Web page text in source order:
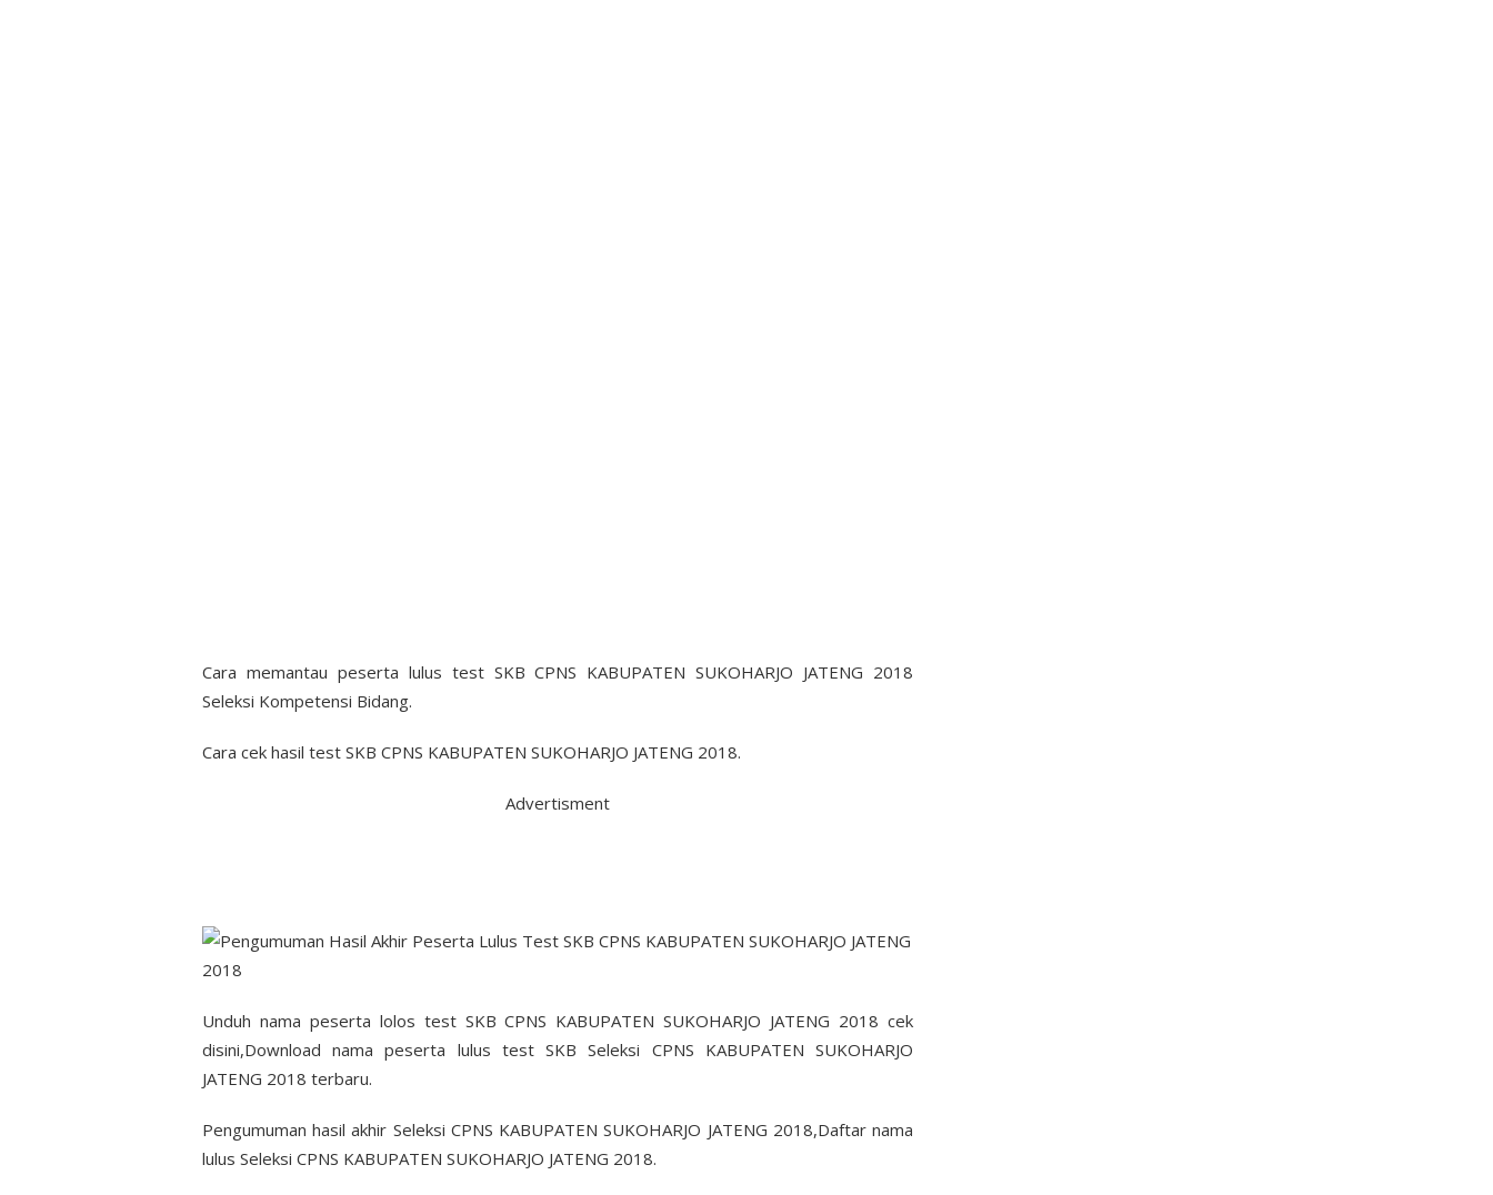
Cara memantau peserta lulus test SKB CPNS KABUPATEN SUKOHARJO JATENG 2018
Seleksi Kompetensi Bidang.
Cara cek hasil test SKB CPNS KABUPATEN SUKOHARJO JATENG 2018.
Advertisment
Unduh nama peserta lolos test SKB CPNS KABUPATEN SUKOHARJO JATENG 2018 cek
disini,Download nama peserta lulus test SKB Seleksi CPNS KABUPATEN SUKOHARJO
JATENG 2018 terbaru.
Pengumuman hasil akhir Seleksi CPNS KABUPATEN SUKOHARJO JATENG 2018,Daftar nama
lulus Seleksi CPNS KABUPATEN SUKOHARJO JATENG 2018.